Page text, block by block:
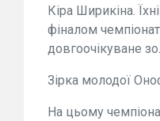
Кіра Ширикіна.
фіналом
довгоочікуване
Зірка молодої
На цьому